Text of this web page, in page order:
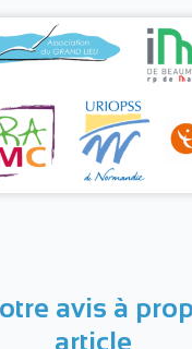
avis à
article